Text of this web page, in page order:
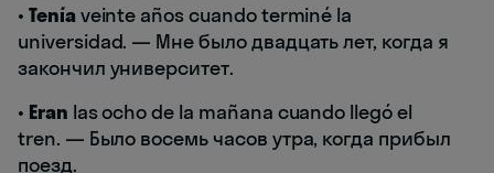
• Tenía veinte años cuando terminé la
universidad. — Мне было двадцать лет, когда я
закончил университет.
• Eran las ocho de la mañana cuando llegó el
tren. — Было восемь часов утра, когда прибыл
поезд.